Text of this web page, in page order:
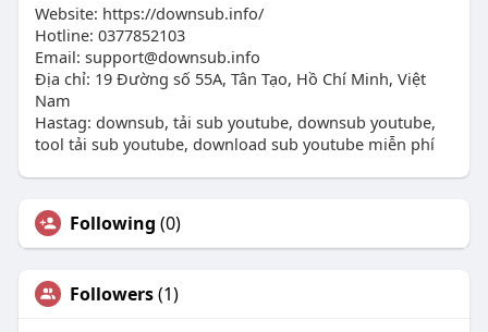
Website: https://downsub.info/
Hotline: 0377852103
Email: support@downsub.info
Địa chỉ: 19 Đường số 55A, Tân Tạo, Hồ Chí Minh, Việt
Nam
Hastag: downsub, tải sub youtube, downsub youtube,
tool tải sub youtube, download sub youtube miễn phí
Following (0)
Followers(1)